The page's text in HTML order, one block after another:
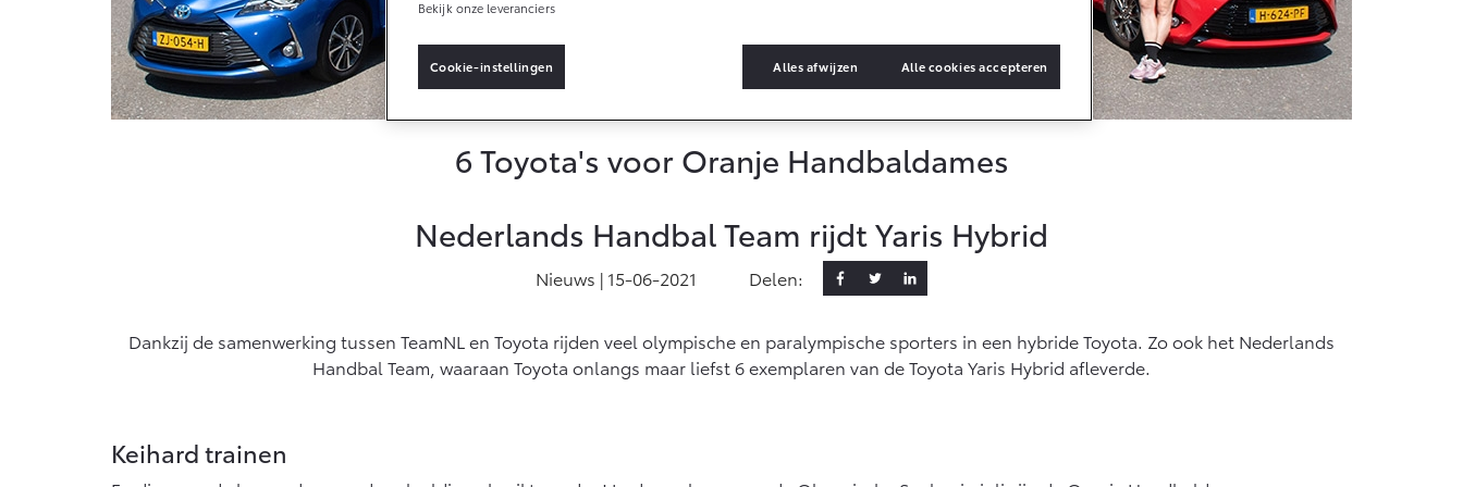
Vanaf € 33.495,- Vanaf € 35.495,- Vanaf € 39.995,- Vanaf € 36.495,-
Toyota C-HR+
PLUG-IN HYBRIDE
Vanaf € 49.995,-
BATTERIJ-
Vanaf € 39.995,-
BATTERIJ-
WATERSTOF-
ELEKTRISCH
BTW)
OOK ALS BATTERIJ-
ELEKTRISCH
OOK ALS BATTERIJ-
ELEKTRISCH
BATTERIJ-
ELEKTRISCH
MyToyota login
Abonnementen
Multimedia
Navigatie updates
Toyota Hybride
6 Toyota's voor Oranje Handbaldames
Nederlands Handbal Team rijdt Yaris Hybrid
Nieuws | 15-06-2021 Delen:
Dankzij de samenwerking tussen TeamNL en Toyota rijden veel olympische en paralympische sporters in een hybride Toyota. Zo ook het Nederlands
Handbal Team, waaraan Toyota onlangs maar liefst 6 exemplaren van de Toyota Yaris Hybrid afleverde.
Keihard trainen
Bekijk onze leveranciers
Cookie-instellingen Alles afwijzen Alle cookies accepteren